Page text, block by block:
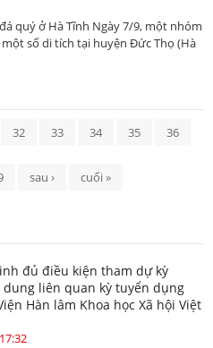
quý ở Hà Tĩnh Ngày 7/9, một nhóm
số di tích tại huyện Đức Thọ (Hà
32 33 34 35 36
sau › cuối »
đủ điều kiện tham dự kỳ
liên quan kỳ tuyển dụng
Hàn lâm Khoa học Xã hội Việt